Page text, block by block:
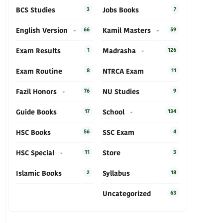
BCS Studies 3
English Version 66
Exam Results 1
Exam Routine 8
Fazil Honors 76
Guide Books 17
HSC Books 56
HSC Special 11
Islamic Books 2
Jobs Books 7
Kamil Masters 59
Madrasha 126
NTRCA Exam 11
NU Studies 9
School 134
SSC Exam 4
Store 3
Syllabus 18
Uncategorized 63